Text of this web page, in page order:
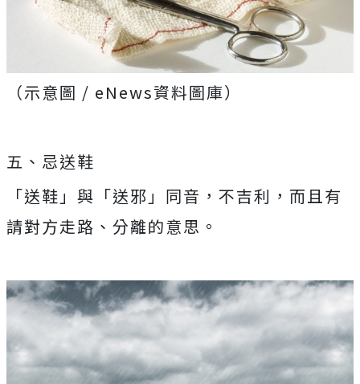
（示意圖 / eNews資料圖庫）
五、忌送鞋
「送鞋」與「送邪」同音，不吉利，而且有
請對方走路、分離的意思。